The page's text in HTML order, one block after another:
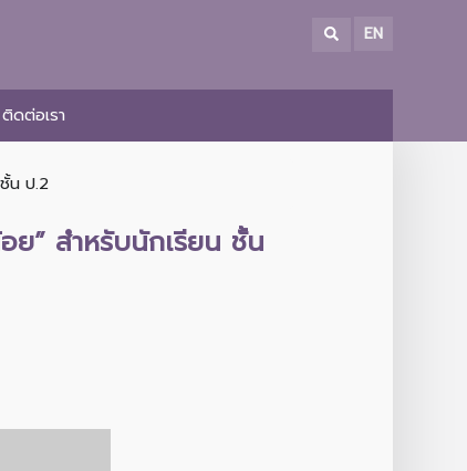
EN
ติดต่อเรา
น ป.2
ย” สำหรับนักเรียน ชั้น